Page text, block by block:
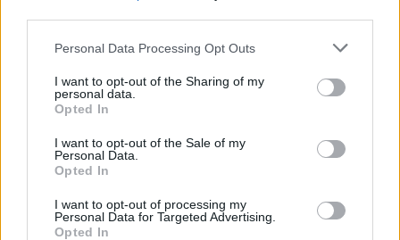
Personal Data Processing Opt Outs
I want to opt-out of the Sharing of my
personal data.
Opted In
I want to opt-out of the Sale of my
Personal Data.
Opted In
I want to opt-out of processing my
Personal Data for Targeted Advertising.
Opted In
Η FARIA Renewables προχώρησε στην ηλεκτροδότηση
του αιολικού πάρκου Faria Αίολος Λάρυμνα
5 Αυγούστου 2026
ΥΠΕΝ: Διευρύνεται ο κατάλογος των
Προστατευόμενων Τοπίων σε 12
4 Αυγούστου 2026
Newsletter Citygen.gr
Λάβετε όλα τα τελευταία νέα από τον χώρο της Πολιτικής
Προστασίας, του ESG, του Green Business και των ΟΤΑ